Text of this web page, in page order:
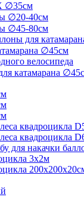
∅35см
∅20-40см
∅45-80см
для
∅45см
велосипеда
катамарана
квадроцикла
квадроцикла
для накачки
3х2м